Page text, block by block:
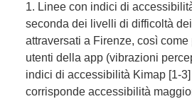
1. Linee con indici di
seconda dei livelli di difficoltà
attraversati a Firenze, così
utenti della app (vibrazioni
indici di accessibilità Kimap [1-
corrisponde accessibilità